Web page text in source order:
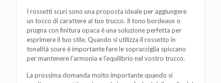
I rossetti scuri sono una proposta ideale per aggiungere
un tocco di carattere al tuo trucco. Il tono bordeaux o
prugna con finitura opaca è una soluzione perfetta per
esprimere il tuo stile. Quando si utilizza il rossetto in
tonalità scure è importante fare le sopracciglia spiccano
per mantenere l’armonia e l’equilibrio nel vostro trucco.
La prossima domanda molto importante quando si